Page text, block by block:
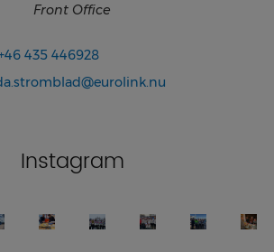
Front Office
435 446928
Instagram